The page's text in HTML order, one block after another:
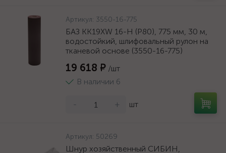
Артикул: 3550-16-775
БАЗ KK19XW 16-H (Р80), 775 мм, 30 м,
водостойкий, шлифовальный рулон на
тканевой основе (3550-16-775)
19 618 ₽ /шт
В наличии 6
- + шт
Артикул: 50269
Шнур хозяйственный СИБИН,